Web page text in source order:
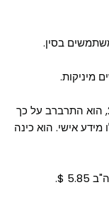
20. כאשר צוקרברג יצר את פייסבוק ב -2004, הוא התרברב על כך
אישי. הוא כינה